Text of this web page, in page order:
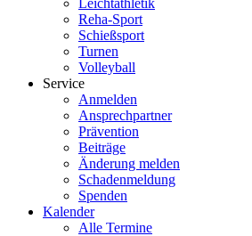
Leichtathletik
Reha-Sport
Schießsport
Turnen
Volleyball
Service
Anmelden
Ansprechpartner
Prävention
Beiträge
Änderung melden
Schadenmeldung
Spenden
Kalender
Alle Termine